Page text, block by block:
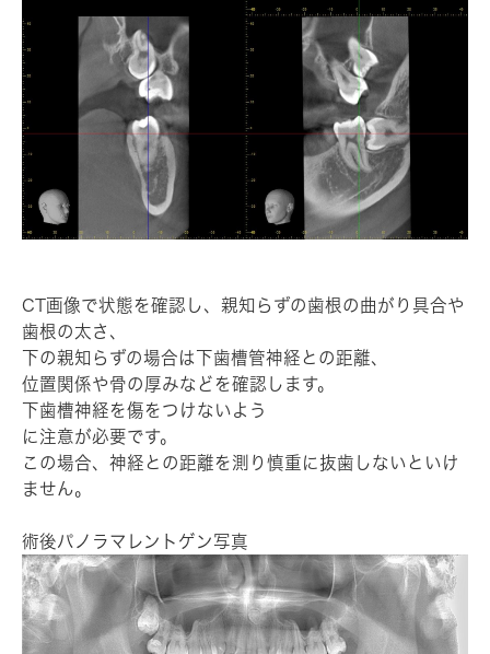
CT画像で状態を確認し、親知らずの歯根の曲がり具合や
歯根の太さ、
下の親知らずの場合は下歯槽管神経との距離、
位置関係や骨の厚みなどを確認します。
下歯槽神経を傷をつけないよう
に注意が必要です。
この場合、神経との距離を測り慎重に抜歯しないといけ
ません。
術後パノラマレントゲン写真